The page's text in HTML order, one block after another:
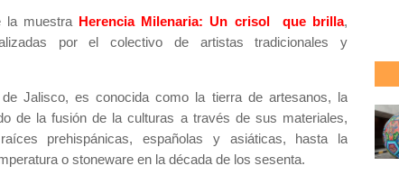
muestra Herencia Milenaria: Un crisol que brilla,
por el colectivo de artistas tradicionales y
Jalisco, es conocida como la tierra de artesanos, la
de la fusión de la culturas a través de sus materiales,
prehispánicas, españolas y asiáticas, hasta la
o stoneware en la década de los sesenta.